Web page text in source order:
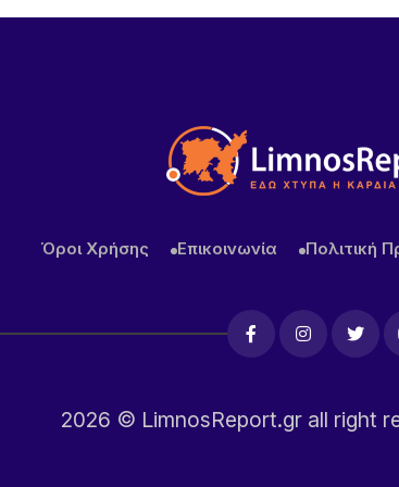
Όροι Χρήσης Επικοινωνία Πολιτική
2026 © LimnosReport.gr all right